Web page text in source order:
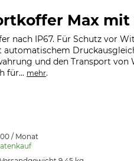
Max mit
nach IP67. Für Schutz vor
automatischem
und den Transport von
für... mehr.
/ Monat